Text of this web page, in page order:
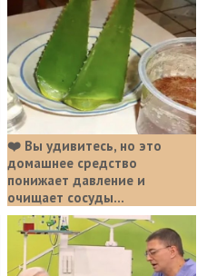
❤️ Вы удивитесь, но это
домашнее средство
понижает давление и
очищает сосуды...